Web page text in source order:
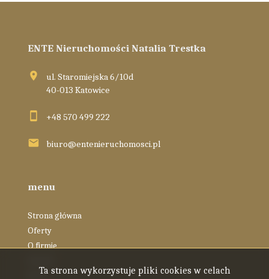
ENTE Nieruchomości Natalia Trestka
ul. Staromiejska 6/10d
40-013 Katowice
+48 570 499 222
biuro@entenieruchomosci.pl
menu
Strona główna
Oferty
O firmie
Blog
Ta strona wykorzystuje pliki cookies w celach